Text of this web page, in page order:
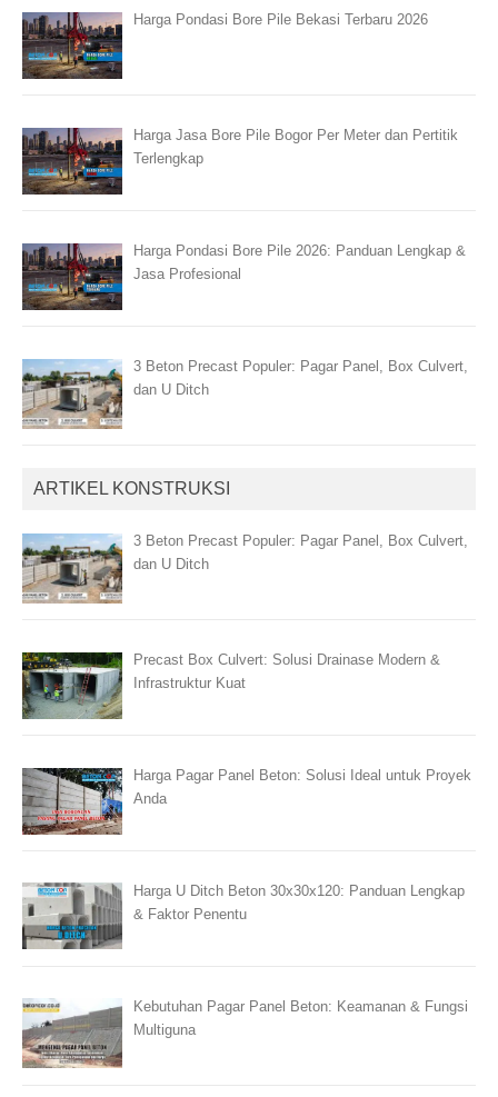
Harga Pondasi Bore Pile Bekasi Terbaru 2026
Harga Jasa Bore Pile Bogor Per Meter dan Pertitik
Terlengkap
Harga Pondasi Bore Pile 2026: Panduan Lengkap &
Jasa Profesional
3 Beton Precast Populer: Pagar Panel, Box Culvert,
dan U Ditch
ARTIKEL KONSTRUKSI
3 Beton Precast Populer: Pagar Panel, Box Culvert,
dan U Ditch
Precast Box Culvert: Solusi Drainase Modern &
Infrastruktur Kuat
Harga Pagar Panel Beton: Solusi Ideal untuk Proyek
Anda
Harga U Ditch Beton 30x30x120: Panduan Lengkap
& Faktor Penentu
Kebutuhan Pagar Panel Beton: Keamanan & Fungsi
Multiguna